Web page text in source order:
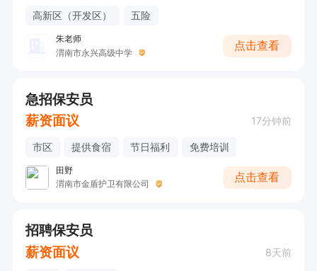
高新区（开发区） 五险
朱老师
渭南市永兴高级中学
点击查看
急招保安员
薪资面议
17分钟前
市区 提供食宿 节日福利 免费培训
田野
渭南市金盾护卫有限公司
点击查看
招聘保安员
薪资面议
8天前